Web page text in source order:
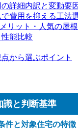
詳細内訳と変動要因
費用を抑える工法
リット・人気の屋
能比較
から選ぶポイント
識と判断基準
件と対象住宅の特徴